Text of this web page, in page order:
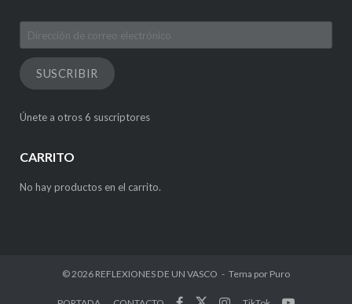
Dirección
de
correo
electrónico
SUSCRIBIR
Únete a otros 6 suscriptores
CARRITO
No hay productos en el carrito.
© 2026 REFLEXIONES DE UN VASCO Tema por Puro